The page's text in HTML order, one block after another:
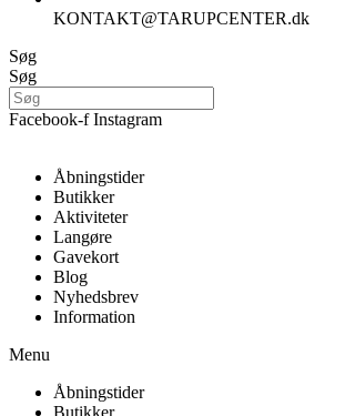
KONTAKT@TARUPCENTER.dk
Søg
Søg
Facebook-f Instagram
Åbningstider
Butikker
Aktiviteter
Langøre
Gavekort
Blog
Nyhedsbrev
Information
Menu
Åbningstider
Butikker